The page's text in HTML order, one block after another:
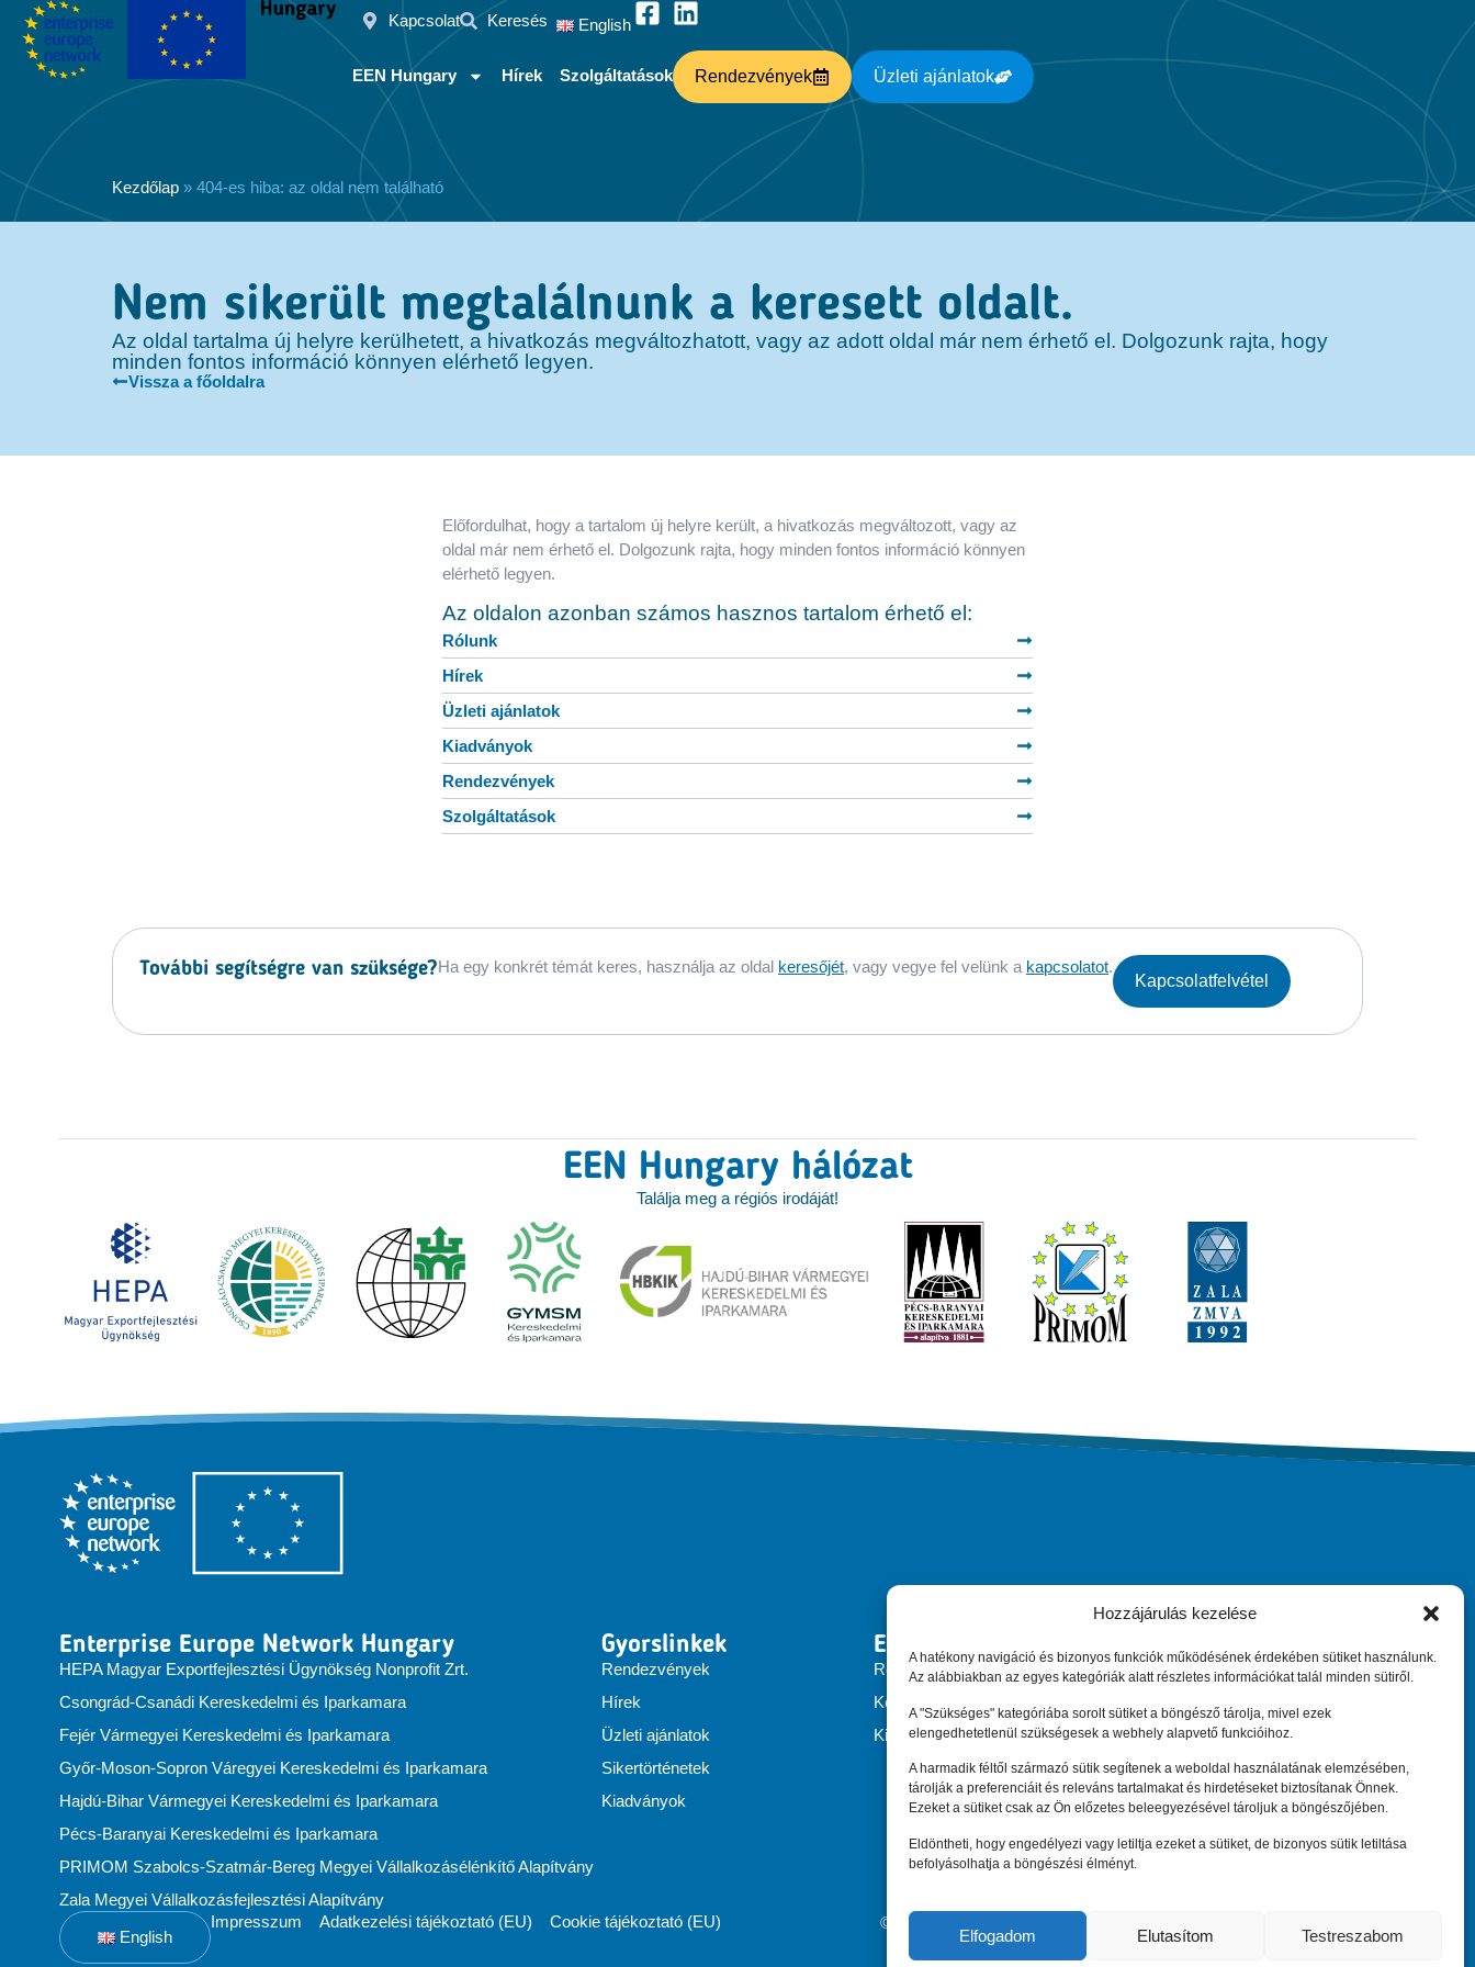
Hozzájárulás kezelése
A hatékony navigáció és bizonyos funkciók működésének érdekében sütiket használunk.
Az alábbiakban az egyes kategóriák alatt részletes információkat talál minden sütiről.
A "Szükséges" kategóriába sorolt sütiket a böngésző tárolja, mivel ezek
elengedhetetlenül szükségesek a webhely alapvető funkcióihoz.
A harmadik féltől származó sütik segítenek a weboldal használatának elemzésében,
tárolják a preferenciáit és releváns tartalmakat és hirdetéseket biztosítanak Önnek.
Ezeket a sütiket csak az Ön előzetes beleegyezésével tároljuk a böngészőjében.
Eldöntheti, hogy engedélyezi vagy letiltja ezeket a sütiket, de bizonyos sütik letiltása
befolyásolhatja a böngészési élményt.
Elfogadom Elutasítom Testreszabom
Kapcsolat Keresés English
EEN Hungary Hírek Szolgáltatások Rendezvények Üzleti ajánlatok
Kezdőlap » 404-es hiba: az oldal nem található
Nem sikerült megtalálnunk a keresett oldalt.
Az oldal tartalma új helyre kerülhetett, a hivatkozás megváltozhatott, vagy az adott oldal már nem érhető el. Dolgozunk rajta, hogy
minden fontos információ könnyen elérhető legyen.
Vissza a főoldalra
Előfordulhat, hogy a tartalom új helyre került, a hivatkozás megváltozott, vagy az
oldal már nem érhető el. Dolgozunk rajta, hogy minden fontos információ könnyen
elérhető legyen.
Az oldalon azonban számos hasznos tartalom érhető el:
Rólunk
Hírek
Üzleti ajánlatok
Kiadványok
Rendezvények
Szolgáltatások
További segítségre van szüksége?Ha egy konkrét témát keres, használja az oldal keresőjét, vagy vegye fel velünk a kapcsolatot.
Kapcsolatfelvétel
EEN Hungary hálózat
Találja meg a régiós irodáját!
Enterprise Europe Network Hungary
HEPA Magyar Exportfejlesztési Ügynökség Nonprofit Zrt.
Csongrád-Csanádi Kereskedelmi és Iparkamara
Fejér Vármegyei Kereskedelmi és Iparkamara
Győr-Moson-Sopron Váregyei Kereskedelmi és Iparkamara
Hajdú-Bihar Vármegyei Kereskedelmi és Iparkamara
Pécs-Baranyai Kereskedelmi és Iparkamara
PRIMOM Szabolcs-Szatmár-Bereg Megyei Vállalkozásélénkítő Alapítvány
Zala Megyei Vállalkozásfejlesztési Alapítvány
Gyorslinkek
Rendezvények
Hírek
Üzleti ajánlatok
Sikertörténetek
Kiadványok
EEN Hungary
Rólunk
Konzorcium
Kiadványok
Maradjunk kapcsolatban
Központi elérhetőség:
eeninfo@hepa.hu
English
Impresszum Adatkezelési tájékoztató (EU) Cookie tájékoztató (EU) © Enterprise Europe Network Hungary 2010 –